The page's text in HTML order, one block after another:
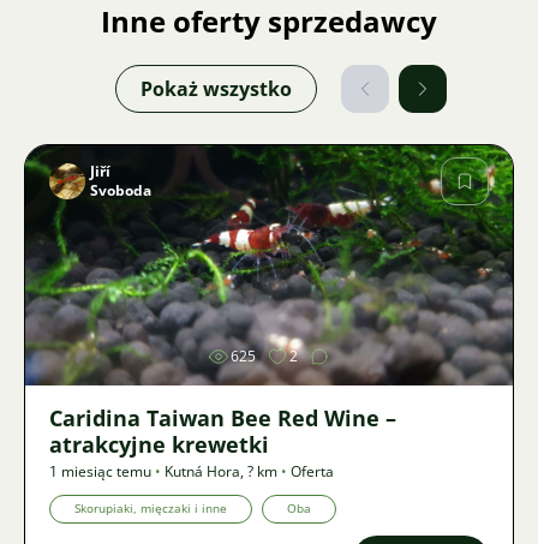
Inne oferty sprzedawcy
Pokaż wszystko
Zdjęcie
Jiří
Svoboda
625 2
Caridina Taiwan Bee Red Wine –
atrakcyjne krewetki
1 miesiąc temu • Kutná Hora,? km • Oferta
Skorupiaki, mięczaki i inne Oba